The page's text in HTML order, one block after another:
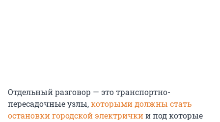
Отдельный разговор — это транспортно-
пересадочные узлы,которыми должны стать
остановки городской электричкии под которые